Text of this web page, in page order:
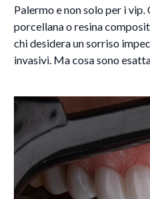
Palermo e non solo per i
porcellana o resina
chi desidera un sorriso
invasivi. Ma cosa sono